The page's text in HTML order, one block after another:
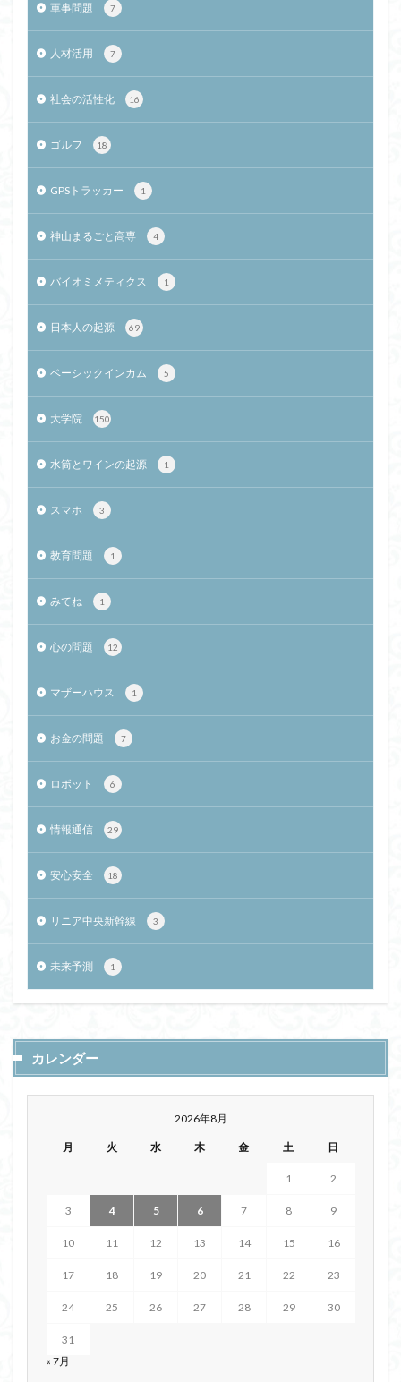
軍事問題 7
人材活用 7
社会の活性化 16
ゴルフ 18
GPSトラッカー 1
神山まるごと高専 4
バイオミメティクス 1
日本人の起源 69
ベーシックインカム 5
大学院 150
水筒とワインの起源 1
スマホ 3
教育問題 1
みてね 1
心の問題 12
マザーハウス 1
お金の問題 7
ロボット 6
情報通信 29
安心安全 18
リニア中央新幹線 3
未来予測 1
カレンダー
2026年8月
月 火 水 木 金 土 日
1 2
3 4 5 6 7 8 9
10 11 12 13 14 15 16
17 18 19 20 21 22 23
24 25 26 27 28 29 30
31
« 7月